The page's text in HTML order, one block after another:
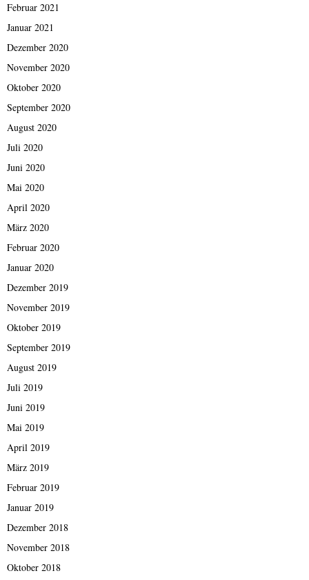
Februar 2021
Januar 2021
Dezember 2020
November 2020
Oktober 2020
September 2020
August 2020
Juli 2020
Juni 2020
Mai 2020
April 2020
März 2020
Februar 2020
Januar 2020
Dezember 2019
November 2019
Oktober 2019
September 2019
August 2019
Juli 2019
Juni 2019
Mai 2019
April 2019
März 2019
Februar 2019
Januar 2019
Dezember 2018
November 2018
Oktober 2018